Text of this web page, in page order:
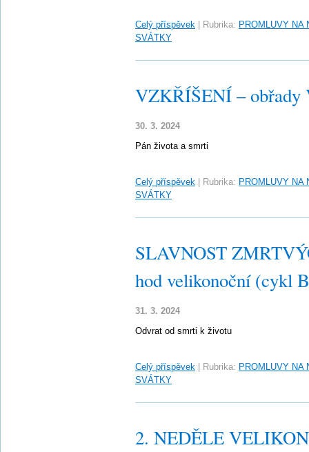
Celý příspěvek Rubrika: PROMLUVY NA
SVÁTKY
VZKŘÍŠENÍ – obřady
30. 3. 2024
Pán života a smrti
Celý příspěvek Rubrika: PROMLUVY NA
SVÁTKY
SLAVNOST
hod velikonoční (cykl
31. 3. 2024
Odvrat od smrti k životu
Celý příspěvek Rubrika: PROMLUVY NA
SVÁTKY
2. NEDĚLE